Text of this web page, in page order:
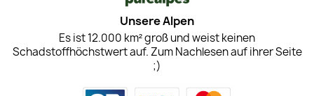
Unsere Alpen
Es ist 12.000 km² groß und weist keinen
Schadstoffhöchstwert auf. Zum Nachlesen auf ihrer Seite
;)